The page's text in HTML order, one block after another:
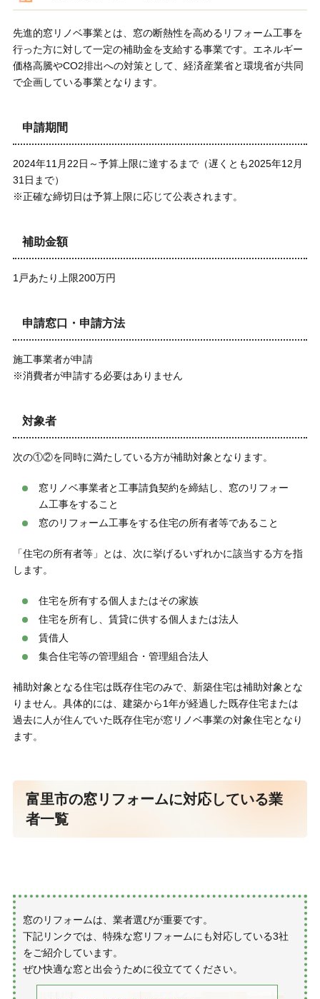
先進的窓リノベ事業とは、窓の断熱性を高めるリフォーム工事を
行った方に対して一定の補助金を支給する事業です。エネルギー
価格高騰やCO2排出への対策として、経済産業省と環境省が共同
で企画している事業となります。
申請期間
2024年11月22日～予算上限に達するまで（遅くとも2025年12月
31日まで）
※正確な締切日は予算上限に応じて公表されます。
補助金額
1戸あたり上限200万円
申請窓口・申請方法
施工事業者が申請
※消費者が申請する必要はありません
対象者
次の①②を同時に満たしている方が補助対象となります。
窓リノベ事業者と工事請負契約を締結し、窓のリフォー
ム工事をすること
窓のリフォーム工事をする住宅の所有者等であること
「住宅の所有者等」とは、次に挙げるいずれかに該当する方を指
します。
住宅を所有する個人またはその家族
住宅を所有し、賃貸に供する個人または法人
賃借人
集合住宅​等の管理組合・管理組合法人
補助対象となる住宅は既存住宅のみで、新築住宅は補助対象とな
りません。具体的には、建築から1年が経過した既存住宅または
過去に人が住んでいた既存住宅が窓リノベ事業の対象住宅となり
ます。
富里市の窓リフォームに対応している業
者一覧
窓のリフォームは、業者選びが重要です。
下記リンクでは、特殊な窓リフォームにも対応している3社
をご紹介しています。
ぜひ快適な窓と出会うために役立ててください。